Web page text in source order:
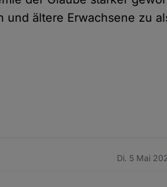
und ältere Erwachsene zu
Di. 5 Mai